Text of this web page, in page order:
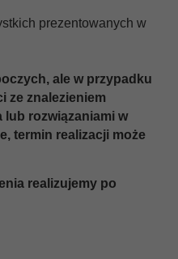
prezentowanych w
ale w przypadku
ze znalezieniem
rozwiązaniami w
termin realizacji może
realizujemy po